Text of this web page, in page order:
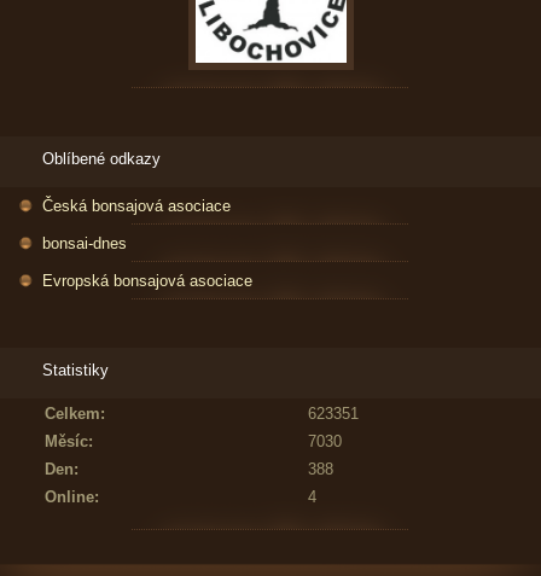
Oblíbené odkazy
Česká bonsajová asociace
bonsai-dnes
Evropská bonsajová asociace
Statistiky
Online: 4
Celkem:
623351
Měsíc:
7030
Den:
388